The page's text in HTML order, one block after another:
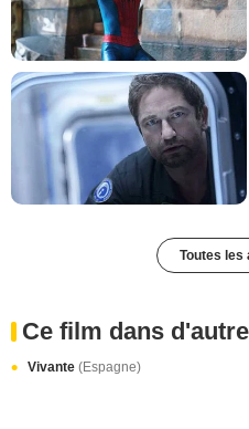
Toutes les
Ce film dans
Vivante (Espagne)